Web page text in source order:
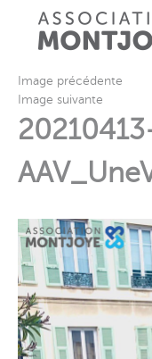
Image précédente
Image suivante